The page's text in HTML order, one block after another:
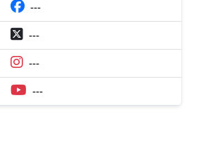
---
---
---
---